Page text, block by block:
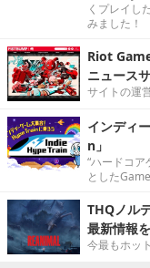
くプレイし
みました！
Riot
ニュース
サイトの運
インディ
n」
“ハードコア
とした
THQノル
最新情報
今最もホッ